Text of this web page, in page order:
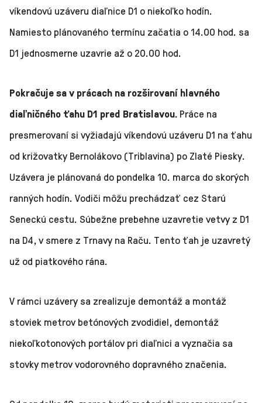
víkendovú uzáveru diaľnice D1 o niekoľko hodín.
Namiesto plánovaného termínu začatia o 14.00 hod. sa
D1 jednosmerne uzavrie až o 20.00 hod.
Pokračuje sa v prácach na rozširovaní hlavného
diaľničného ťahu D1 pred Bratislavou. Práce na
presmerovaní si vyžiadajú víkendovú uzáveru D1 na ťahu
od križovatky Bernolákovo (Triblavina) po Zlaté Piesky.
Uzávera je plánovaná do pondelka 10. marca do skorých
ranných hodín. Vodiči môžu prechádzať cez Starú
Seneckú cestu. Súbežne prebehne uzavretie vetvy z D1
na D4, v smere z Trnavy na Raču. Tento ťah je uzavretý
už od piatkového rána.
V rámci uzávery sa zrealizuje demontáž a montáž
stoviek metrov betónových zvodidiel, demontáž
niekoľkotonových portálov pri diaľnici a vyznačia sa
stovky metrov vodorovného dopravného značenia.